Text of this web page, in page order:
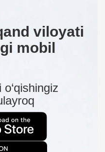
viloyati
mobil